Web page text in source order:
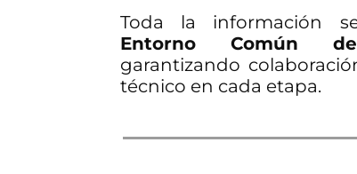
Toda la información
Entorno Común
garantizando
técnico en cada etapa.